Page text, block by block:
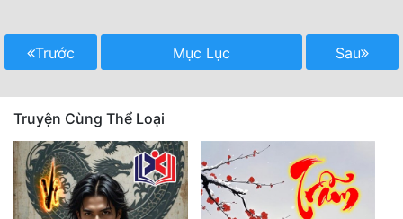
Trước Mục Lục Sau
Truyện Cùng Thể Loại